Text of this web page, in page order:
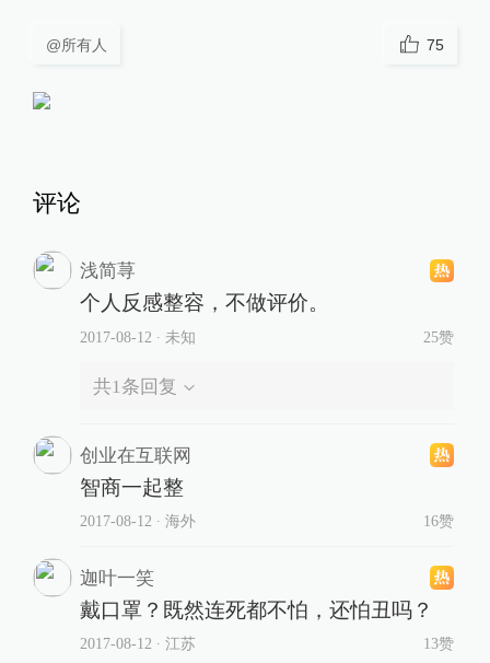
@所有人 75
评论
浅简荨
个人反感整容，不做评价。
2017-08-12 ∙ 未知 25赞
共1 条回复
创业在互联网
智商一起整
2017-08-12 ∙ 海外 16赞
迦叶一笑
戴口罩？既然连死都不怕，还怕丑吗？
2017-08-12 ∙ 江苏 13赞